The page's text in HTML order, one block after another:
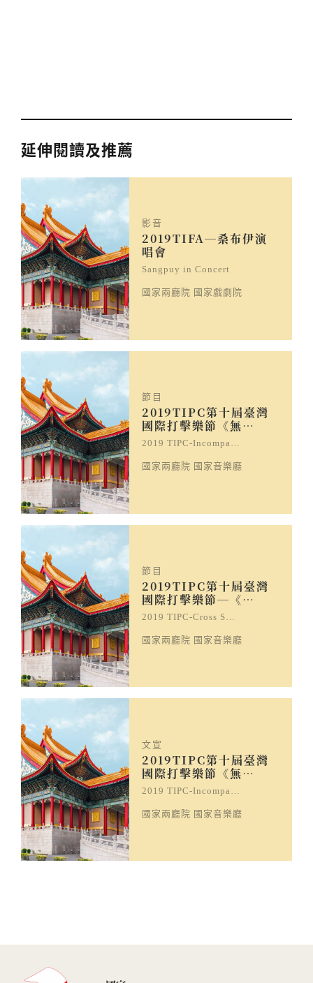
延伸閱讀及推薦
影音
2019TIFA─桑布伊演
唱會
Sangpuy in Concert
國家兩廳院 國家戲劇院
節目
2019TIPC第十屆臺灣
國際打擊樂節《無…
2019 TIPC-Incompa…
國家兩廳院 國家音樂廳
節目
2019TIPC第十屆臺灣
國際打擊樂節─《…
2019 TIPC-Cross S…
國家兩廳院 國家音樂廳
文宣
2019TIPC第十屆臺灣
國際打擊樂節《無…
2019 TIPC-Incompa…
國家兩廳院 國家音樂廳